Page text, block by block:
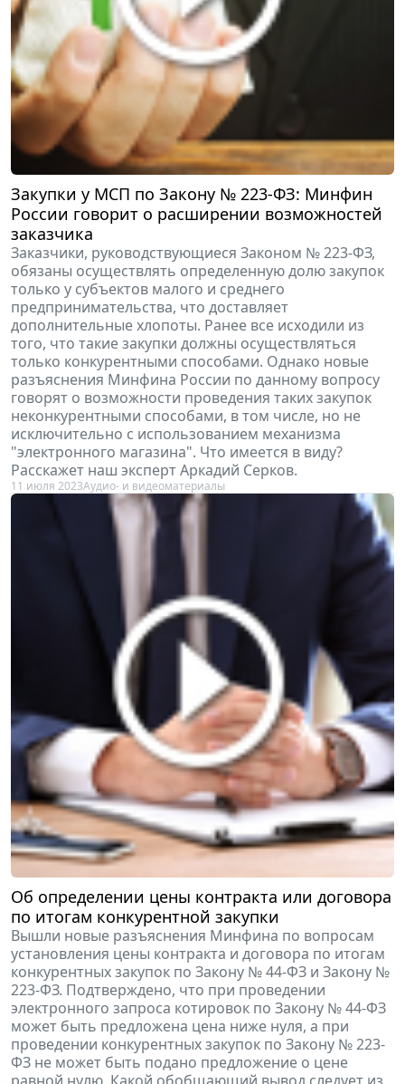
Закупки у МСП по Закону № 223-ФЗ: Минфин
России говорит о расширении возможностей
заказчика
Заказчики, руководствующиеся Законом № 223-ФЗ,
обязаны осуществлять определенную долю закупок
только у субъектов малого и среднего
предпринимательства, что доставляет
дополнительные хлопоты. Ранее все исходили из
того, что такие закупки должны осуществляться
только конкурентными способами. Однако новые
разъяснения Минфина России по данному вопросу
говорят о возможности проведения таких закупок
неконкурентными способами, в том числе, но не
исключительно с использованием механизма
"электронного магазина". Что имеется в виду?
Расскажет наш эксперт Аркадий Серков.
11 июля 2023Аудио- и видеоматериалы
Об определении цены контракта или договора
по итогам конкурентной закупки
Вышли новые разъяснения Минфина по вопросам
установления цены контракта и договора по итогам
конкурентных закупок по Закону № 44-ФЗ и Закону №
223-ФЗ. Подтверждено, что при проведении
электронного запроса котировок по Закону № 44-ФЗ
может быть предложена цена ниже нуля, а при
проведении конкурентных закупок по Закону № 223-
ФЗ не может быть подано предложение о цене